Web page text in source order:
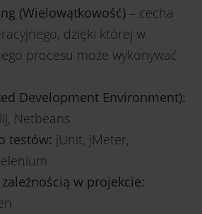
(Wielowątkowość) – cecha
dzięki której w
procesu może wykonywać
Development Environment):
Netbeans
testów: jUnit, jMeter,
w projekcie: